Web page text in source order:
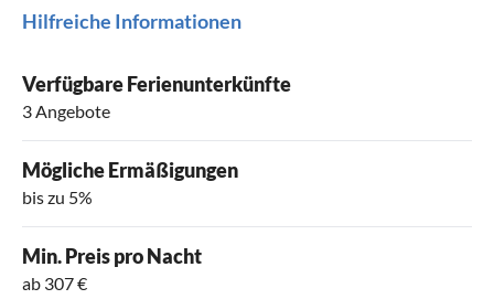
Hilfreiche Informationen
Verfügbare Ferienunterkünfte
3 Angebote
Mögliche Ermäßigungen
bis zu 5%
Min. Preis pro Nacht
ab 307 €